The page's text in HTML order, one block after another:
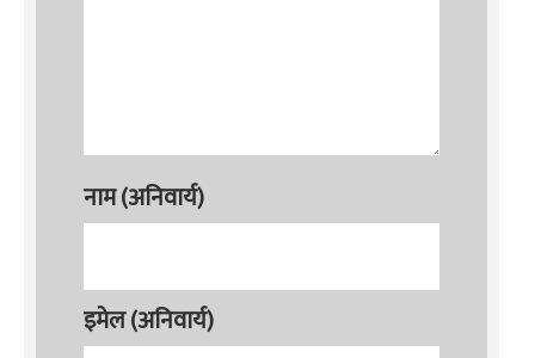
नाम (अनिवार्य)
इमेल (अनिवार्य)